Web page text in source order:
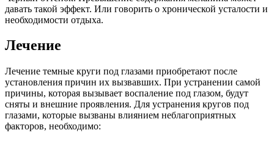
давать такой эффект. Или говорить о хронической усталости и
необходимости отдыха.
Лечение
Лечение темные круги под глазами приобретают после
установления причин их вызвавших. При устранении самой
причины, которая вызывает воспаление под глазом, будут
сняты и внешние проявления. Для устранения кругов под
глазами, которые вызваны влиянием неблагоприятных
факторов, необходимо: